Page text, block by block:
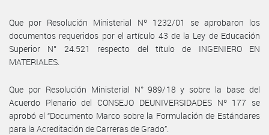
Que por Resolución Ministerial Nº 1232/01 se aprobaron los
documentos requeridos por el artículo 43 de la Ley de Educación
Superior N° 24.521 respecto del título de INGENIERO EN
MATERIALES.
Que por Resolución Ministerial N° 989/18 y sobre la base del
Acuerdo Plenario del CONSEJO DEUNIVERSIDADES Nº 177 se
aprobó el “Documento Marco sobre la Formulación de Estándares
para la Acreditación de Carreras de Grado”.